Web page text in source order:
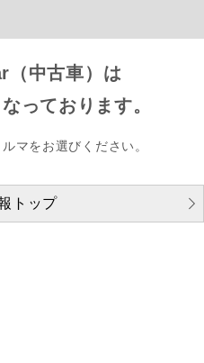
（中古車）は
っております。
マをお選びください。
トップ